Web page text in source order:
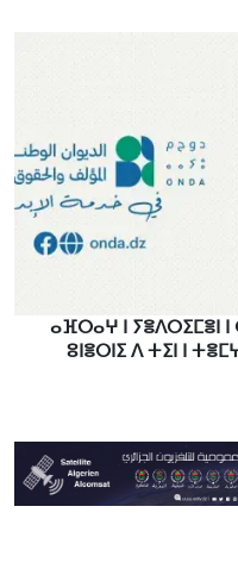
ⴰⴼⵔⴰⵖ ⵏ ⵢⴻⴷⵔⵉⵎⴻⵏ
ⵓⵏⴻⵔⵏⵉ ⴷ ⵜⵉⵏ ⵏ